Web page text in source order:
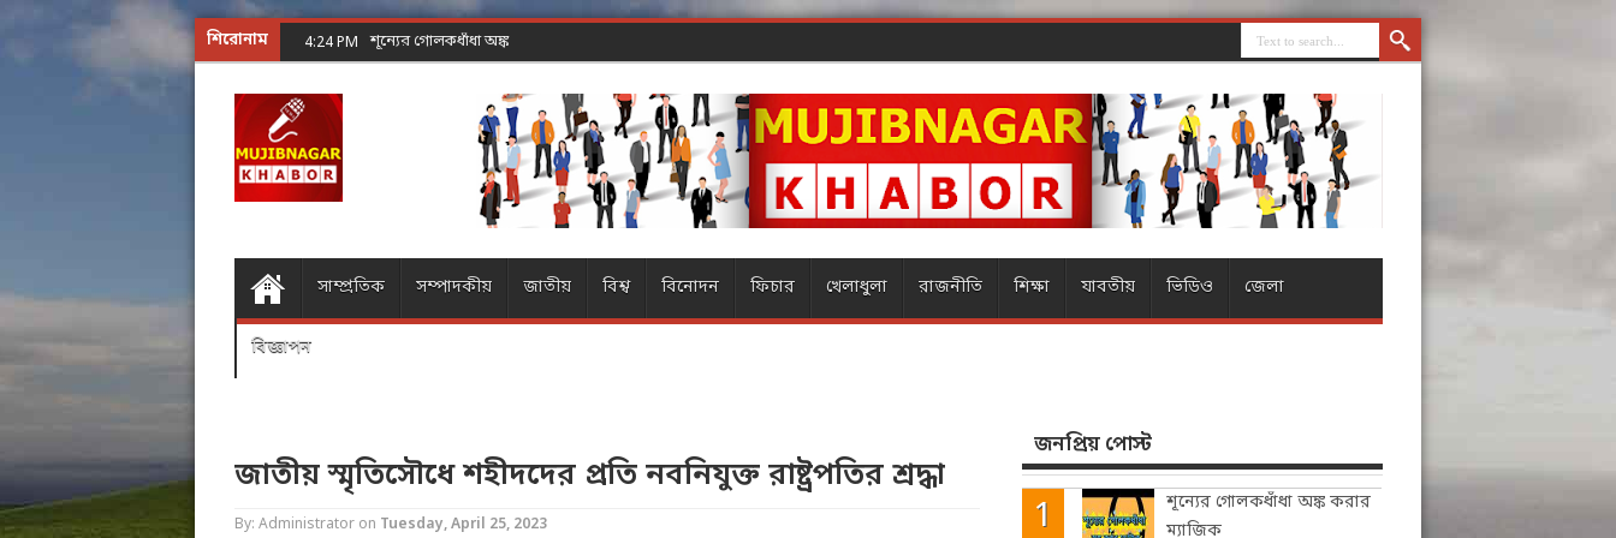
শিরোনাম 4:24 PM শূন্যের গোলকধাঁধা অঙ্ক করার ম্যাজিক
সাম্প্রতিক সম্পাদকীয় জাতীয় বিশ্ব বিনোদন ফিচার খেলাধুলা রাজনীতি শিক্ষা যাবতীয় ভিডিও জেলা
বিজ্ঞাপন
জাতীয় স্মৃতিসৌধে শহীদদের প্রতি নবনিযুক্ত রাষ্ট্রপতির শ্রদ্ধা
By: Administrator on Tuesday, April 25, 2023
জনপ্রিয় পোস্ট
শূন্যের গোলকধাঁধা অঙ্ক করার
ম্যাজিক